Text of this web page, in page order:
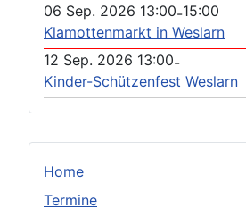
Home
Termine
06 Sep. 2026 13:00-15:00
Klamottenmarkt in Weslarn
12 Sep. 2026 13:00-
Kinder-Schützenfest Weslarn